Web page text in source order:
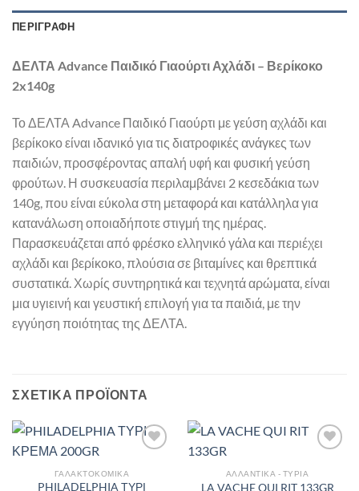
ΠΕΡΙΓΡΑΦΉ
ΔΕΛΤΑ Advance Παιδικό Γιαούρτι Αχλάδι – Βερίκοκο
2x140g
Το ΔΕΛΤΑ Advance Παιδικό Γιαούρτι με γεύση αχλάδι και
βερίκοκο είναι ιδανικό για τις διατροφικές ανάγκες των
παιδιών, προσφέροντας απαλή υφή και φυσική γεύση
φρούτων. Η συσκευασία περιλαμβάνει 2 κεσεδάκια των
140g, που είναι εύκολα στη μεταφορά και κατάλληλα για
κατανάλωση οποιαδήποτε στιγμή της ημέρας.
Παρασκευάζεται από φρέσκο ελληνικό γάλα και περιέχει
αχλάδι και βερίκοκο, πλούσια σε βιταμίνες και θρεπτικά
συστατικά. Χωρίς συντηρητικά και τεχνητά αρώματα, είναι
μια υγιεινή και γευστική επιλογή για τα παιδιά, με την
εγγύηση ποιότητας της ΔΕΛΤΑ.
ΣΧΕΤΙΚΆ ΠΡΟΪΌΝΤΑ
ΓΑΛΑΚΤΟΚΟΜΙΚΆ
PHILADELPHIA ΤΥΡΙ
ΑΛΛΑΝΤΙΚΆ - ΤΥΡΙΆ
LA VACHE QUI RIT 133GR